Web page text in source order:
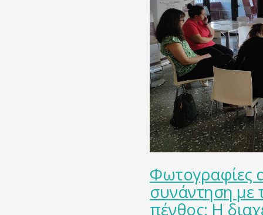
Φωτογραφίες
συνάντηση με
πένθος: Η